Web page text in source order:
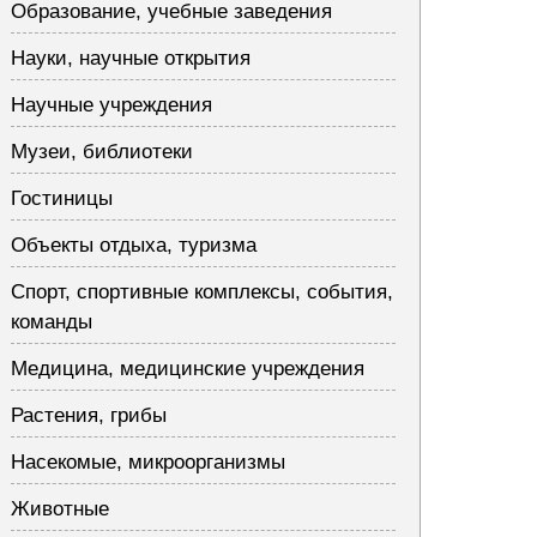
Образование, учебные заведения
Науки, научные открытия
Научные учреждения
Музеи, библиотеки
Гостиницы
Объекты отдыха, туризма
Спорт, спортивные комплексы, события,
команды
Медицина, медицинские учреждения
Растения, грибы
Насекомые, микроорганизмы
Животные